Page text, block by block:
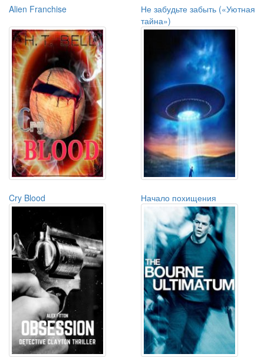
Alien Franchise
Не забудьте забыть («Уютная
тайна»)
Cry Blood Начало похищения